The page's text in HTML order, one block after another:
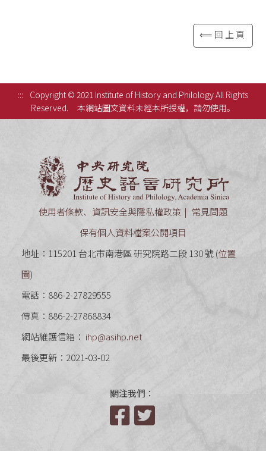
⟸回上頁
:::
Copyright © 2021 Institute of History and Philology All Rights
Reserved.
本網站圖文資料未經本所授權，請勿使用。
使用者條款、資訊安全與隱私權政策
常見問題
保有個人資料檔案公開項目
地址：115201 台北市南港區 研究院路二段 130 號 (位置
圖)
電話：886-2-27829555
傳真：886-2-27868834
網站維護信箱： ihp@asihp.net
最後更新：2021-03-02
關注我們：
Facebook